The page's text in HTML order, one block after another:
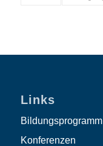
Links
Bildungsprogramm
Konferenzen